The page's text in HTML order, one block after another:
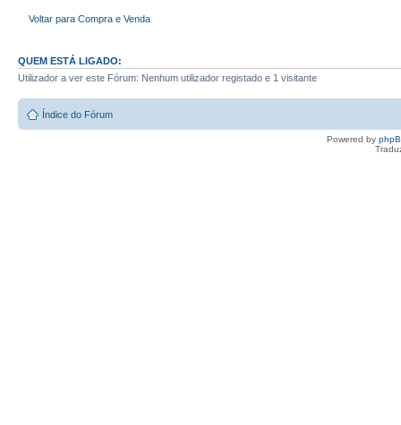
Voltar para Compra e Venda
QUEM ESTÁ LIGADO:
Utilizador a ver este Fórum: Nenhum utilizador registado e 1 visitante
Índice do Fórum
Powered by